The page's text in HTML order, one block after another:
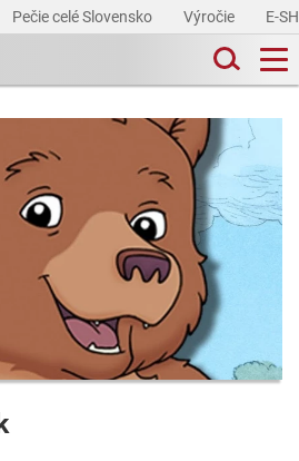
Pečie celé Slovensko Výročie E-